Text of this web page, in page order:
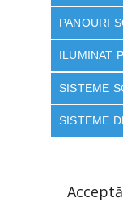
PANOURI
ILUMINAT
SISTEME
SISTEME